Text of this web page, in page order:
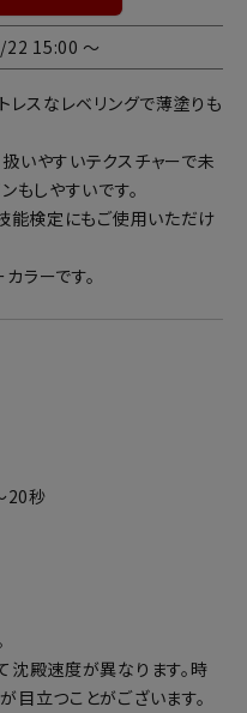
15:00 〜
レスなレベリングで薄塗りも
いやすいテクスチャーで未
もしやすいです。
能検定にもご使用いただけ
ラーです。
20秒
沈殿速度が異なります。時
目立つことがございます。